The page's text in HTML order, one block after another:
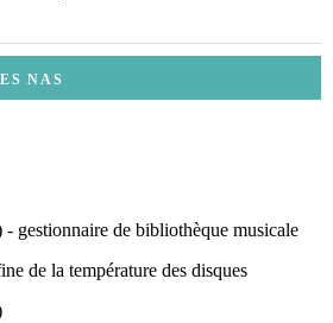
NAS
gestionnaire de bibliothèque musicale
de la température des disques